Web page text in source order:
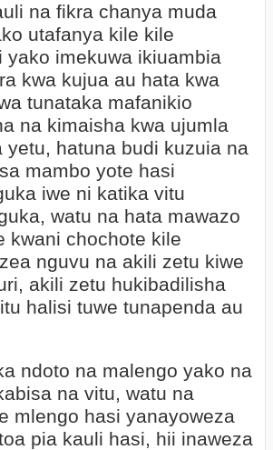
na fikra chanya muda
utafanya kile kile
yako imekuwa ikiuambia
kwa kujua au hata kwa
tunataka mafanikio
na kimaisha kwa ujumla
yetu, hatuna budi kuzuia na
mambo yote hasi
iwe ni katika vitu
watu na hata mawazo
kwani chochote kile
nguvu na akili zetu kiwe
akili zetu hukibadilisha
halisi tuwe tunapenda au
ndoto na malengo yako na
na vitu, watu na
mlengo hasi yanayoweza
pia kauli hasi, hii inaweza